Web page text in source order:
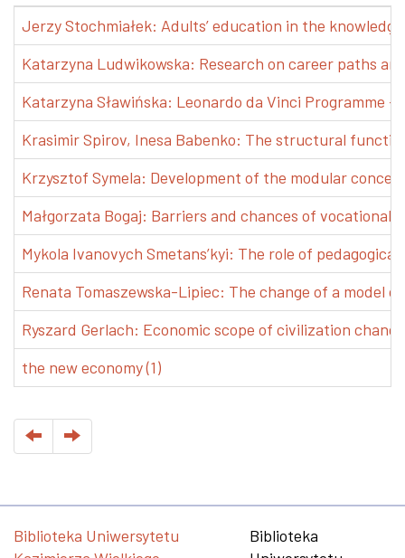
Jerzy Stochmiałek: Adults’ education in the
Katarzyna Ludwikowska: Research on career paths
Katarzyna Sławińska: Leonardo da Vinci Programme
Krasimir Spirov, Inesa Babenko: The structural
Krzysztof Symela: Development of the modular
Małgorzata Bogaj: Barriers and chances of vocational
Mykola Ivanovych Smetans’kyi: The role of
Renata Tomaszewska-Lipiec: The change of a model
Ryszard Gerlach: Economic scope of civilization
the new economy (1)
Biblioteka Uniwersytetu
Biblioteka